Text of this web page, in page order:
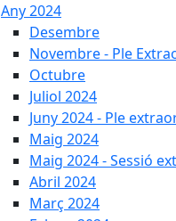
Any 2024
Desembre
Novembre - Ple
Octubre
Juliol 2024
Juny 2024 - Ple
Maig 2024
Maig 2024 - Sessió
Abril 2024
Març 2024